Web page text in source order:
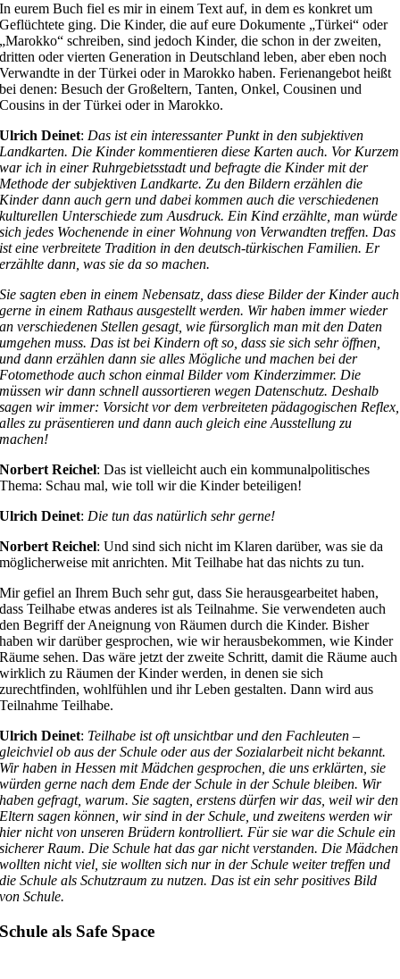
In eurem Buch fiel es mir in einem Text auf, in dem es konkret um
Geflüchtete ging. Die Kinder, die auf eure Dokumente „Türkei“ oder
„Marokko“ schreiben, sind jedoch Kinder, die schon in der zweiten,
dritten oder vierten Generation in Deutschland leben, aber eben noch
Verwandte in der Türkei oder in Marokko haben. Ferienangebot heißt
bei denen: Besuch der Großeltern, Tanten, Onkel, Cousinen und
Cousins in der Türkei oder in Marokko.
Ulrich Deinet: Das ist ein interessanter Punkt in den subjektiven
Landkarten. Die Kinder kommentieren diese Karten auch. Vor Kurzem
war ich in einer Ruhrgebietsstadt und befragte die Kinder mit der
Methode der subjektiven Landkarte. Zu den Bildern erzählen die
Kinder dann auch gern und dabei kommen auch die verschiedenen
kulturellen Unterschiede zum Ausdruck. Ein Kind erzählte, man würde
sich jedes Wochenende in einer Wohnung von Verwandten treffen. Das
ist eine verbreitete Tradition in den deutsch-türkischen Familien. Er
erzählte dann, was sie da so machen.
Sie sagten eben in einem Nebensatz, dass diese Bilder der Kinder auch
gerne in einem Rathaus ausgestellt werden. Wir haben immer wieder
an verschiedenen Stellen gesagt, wie fürsorglich man mit den Daten
umgehen muss. Das ist bei Kindern oft so, dass sie sich sehr öffnen,
und dann erzählen dann sie alles Mögliche und machen bei der
Fotomethode auch schon einmal Bilder vom Kinderzimmer. Die
müssen wir dann schnell aussortieren wegen Datenschutz. Deshalb
sagen wir immer: Vorsicht vor dem verbreiteten pädagogischen Reflex,
alles zu präsentieren und dann auch gleich eine Ausstellung zu
machen!
Norbert Reichel: Das ist vielleicht auch ein kommunalpolitisches
Thema: Schau mal, wie toll wir die Kinder beteiligen!
Ulrich Deinet: Die tun das natürlich sehr gerne!
Norbert Reichel: Und sind sich nicht im Klaren darüber, was sie da
möglicherweise mit anrichten. Mit Teilhabe hat das nichts zu tun.
Mir gefiel an Ihrem Buch sehr gut, dass Sie herausgearbeitet haben,
dass Teilhabe etwas anderes ist als Teilnahme. Sie verwendeten auch
den Begriff der Aneignung von Räumen durch die Kinder. Bisher
haben wir darüber gesprochen, wie wir herausbekommen, wie Kinder
Räume sehen. Das wäre jetzt der zweite Schritt, damit die Räume auch
wirklich zu Räumen der Kinder werden, in denen sie sich
zurechtfinden, wohlfühlen und ihr Leben gestalten. Dann wird aus
Teilnahme Teilhabe.
Ulrich Deinet: Teilhabe ist oft unsichtbar und den Fachleuten –
gleichviel ob aus der Schule oder aus der Sozialarbeit nicht bekannt.
Wir haben in Hessen mit Mädchen gesprochen, die uns erklärten, sie
würden gerne nach dem Ende der Schule in der Schule bleiben. Wir
haben gefragt, warum. Sie sagten, erstens dürfen wir das, weil wir den
Eltern sagen können, wir sind in der Schule, und zweitens werden wir
hier nicht von unseren Brüdern kontrolliert. Für sie war die Schule ein
sicherer Raum. Die Schule hat das gar nicht verstanden. Die Mädchen
wollten nicht viel, sie wollten sich nur in der Schule weiter treffen und
die Schule als Schutzraum zu nutzen. Das ist ein sehr positives Bild
von Schule.
Schule als Safe Space